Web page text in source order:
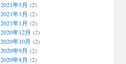
2021年5月 (2)
2021年3月 (2)
2021年1月 (2)
2020年12月 (2)
2020年10月 (2)
2020年9月 (2)
2020年8月 (2)